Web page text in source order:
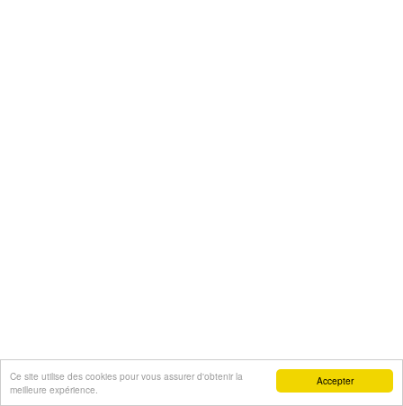
Accepter
Ce site utilise des cookies pour vous assurer d'obtenir la
meilleure expérience.